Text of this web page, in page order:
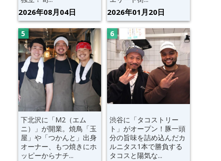
2026年08月04日 2026年01月20日
下北沢に「M2（エム
ニ）」が開業。焼鳥「玉
屋」や「つかんと」出身
オーナー、もつ焼きにホ
ッピーからナチ...
渋谷に「タコストリー
ト」がオープン！豚一頭
分の旨味を詰め込んだカ
ルニタス1本で勝負する
タコスと陽気な...